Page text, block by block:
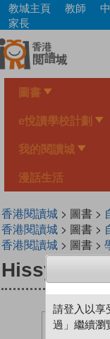
Skip
main
content
教城主頁 教師
家長
圖書
e悅讀學校計劃
我的閱讀城
漫話生活
香港閱讀城> 圖書 >
香港閱讀城> 圖書 >
香港閱讀城> 圖書 >
Hissy Fits
請登入以享
過」繼續瀏